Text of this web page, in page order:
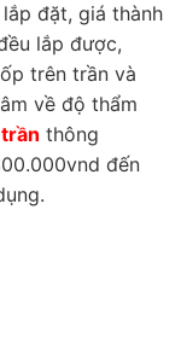
đặt, giá thành
lắp được,
trên trần và
về độ thẩm
thông
đến